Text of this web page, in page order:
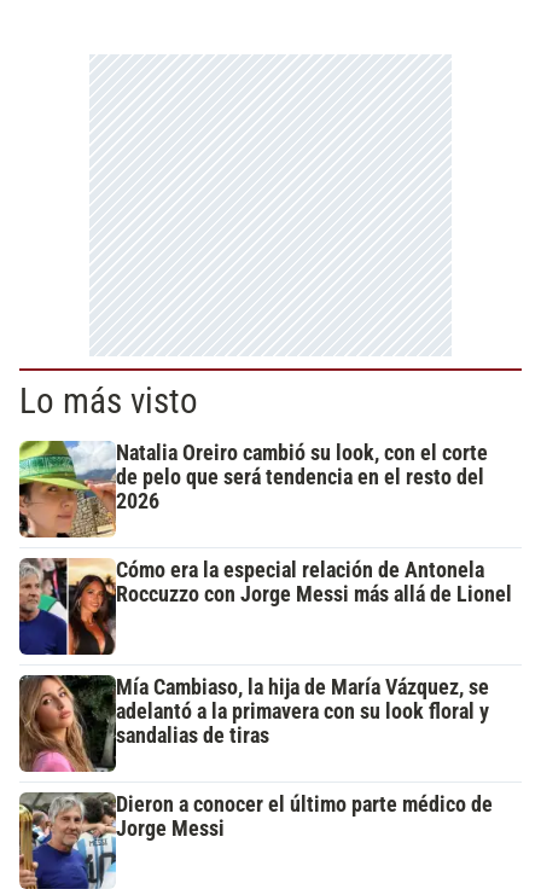
Lo más visto
Natalia Oreiro cambió su look, con el corte
de pelo que será tendencia en el resto del
2026
Cómo era la especial relación de Antonela
Roccuzzo con Jorge Messi más allá de Lionel
Mía Cambiaso, la hija de María Vázquez, se
adelantó a la primavera con su look floral y
sandalias de tiras
Dieron a conocer el último parte médico de
Jorge Messi